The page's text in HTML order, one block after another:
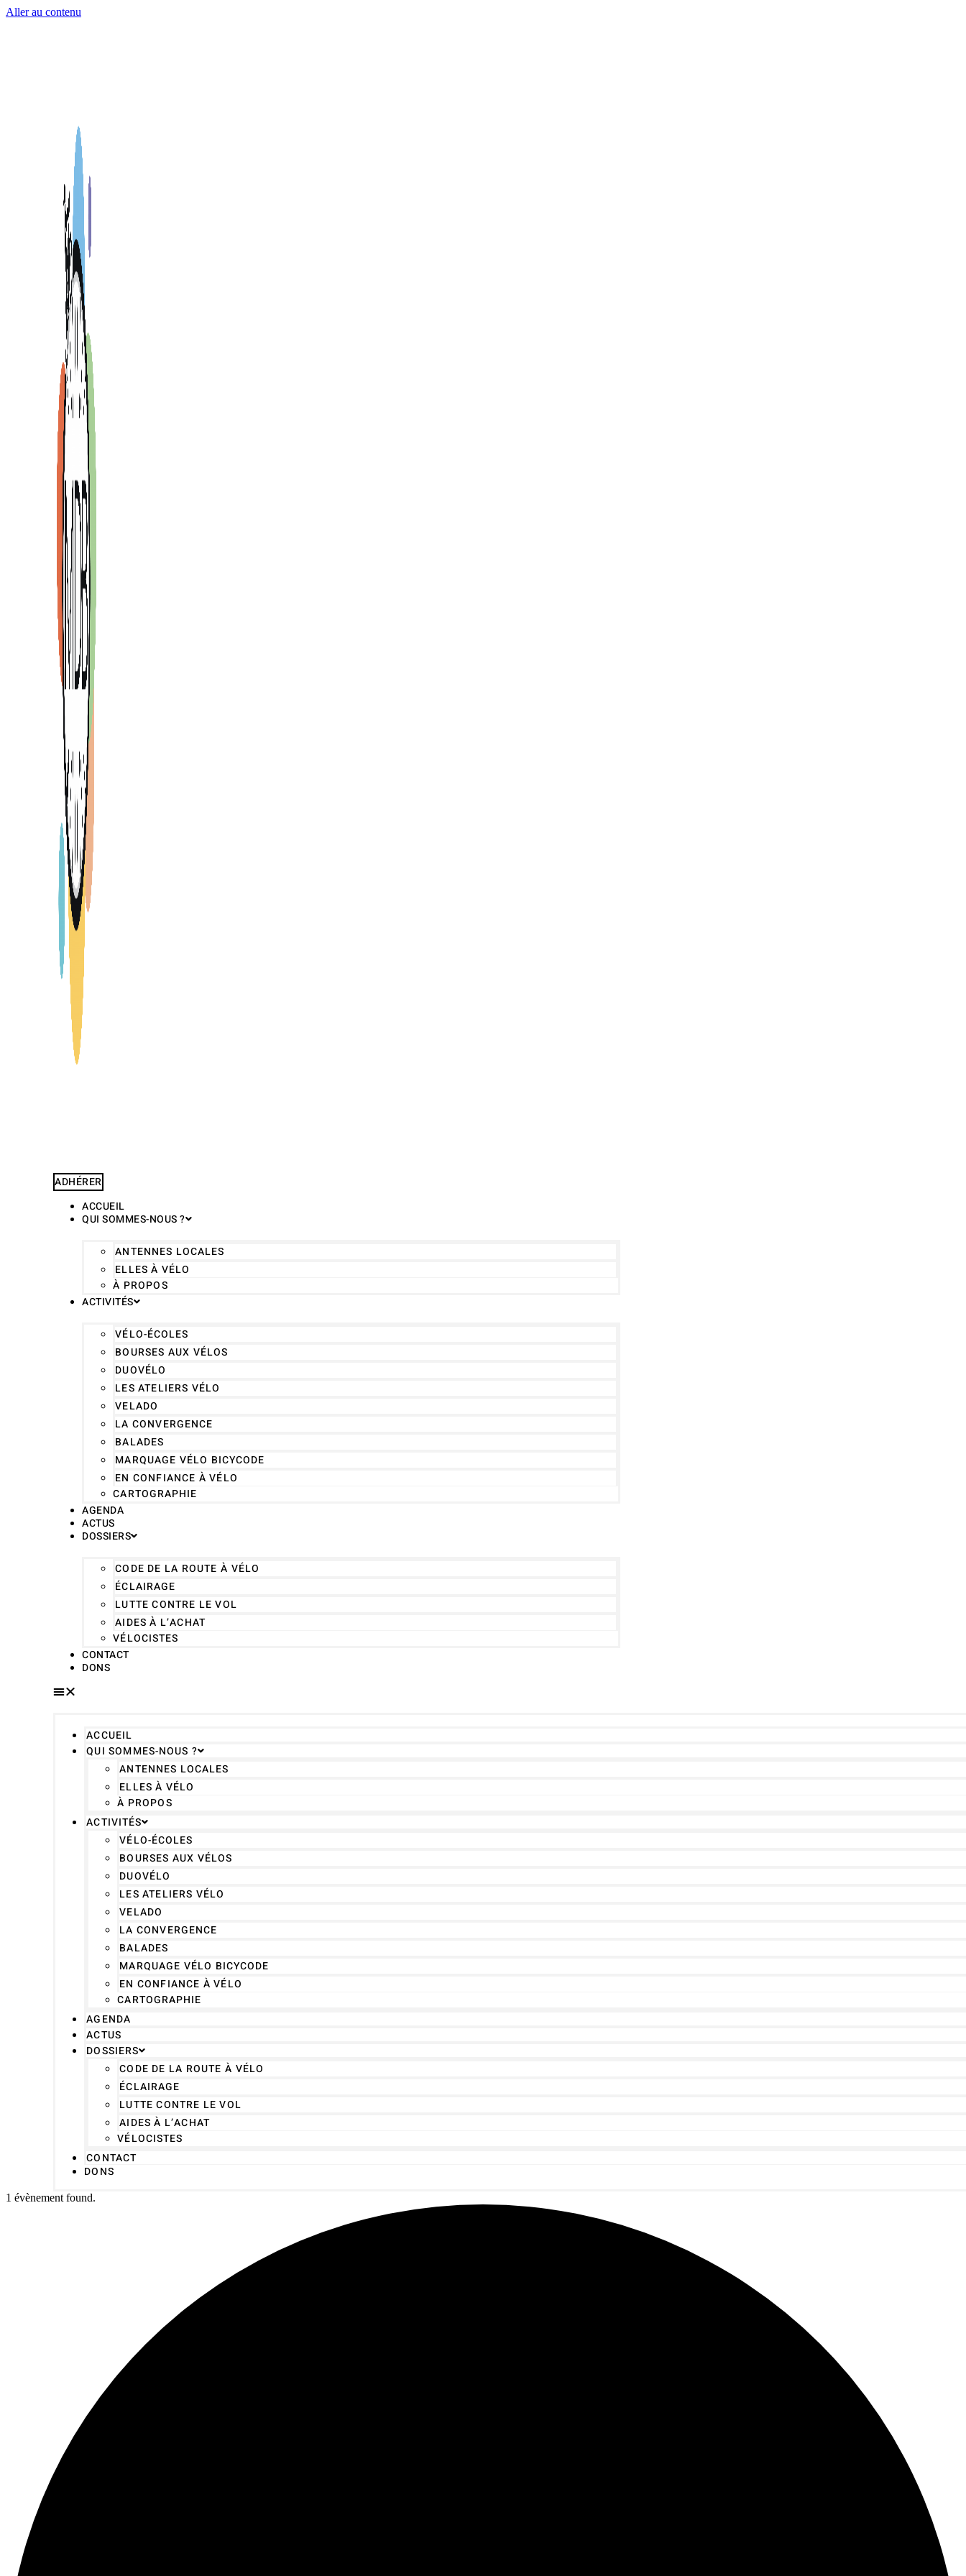
Aller au contenu
ADHÉRER
ACCUEIL
QUI SOMMES-NOUS ?
ANTENNES LOCALES
ELLES À VÉLO
À PROPOS
ACTIVITÉS
VÉLO-ÉCOLES
BOURSES AUX VÉLOS
DUOVÉLO
LES ATELIERS VÉLO
VELADO
LA CONVERGENCE
BALADES
MARQUAGE VÉLO BICYCODE
EN CONFIANCE À VÉLO
CARTOGRAPHIE
AGENDA
ACTUS
DOSSIERS
CODE DE LA ROUTE À VÉLO
ÉCLAIRAGE
LUTTE CONTRE LE VOL
AIDES À L’ACHAT
VÉLOCISTES
CONTACT
DONS
ACCUEIL
QUI SOMMES-NOUS ?
ANTENNES LOCALES
ELLES À VÉLO
À PROPOS
ACTIVITÉS
VÉLO-ÉCOLES
BOURSES AUX VÉLOS
DUOVÉLO
LES ATELIERS VÉLO
VELADO
LA CONVERGENCE
BALADES
MARQUAGE VÉLO BICYCODE
EN CONFIANCE À VÉLO
CARTOGRAPHIE
AGENDA
ACTUS
DOSSIERS
CODE DE LA ROUTE À VÉLO
ÉCLAIRAGE
LUTTE CONTRE LE VOL
AIDES À L’ACHAT
VÉLOCISTES
CONTACT
DONS
1 évènement found.